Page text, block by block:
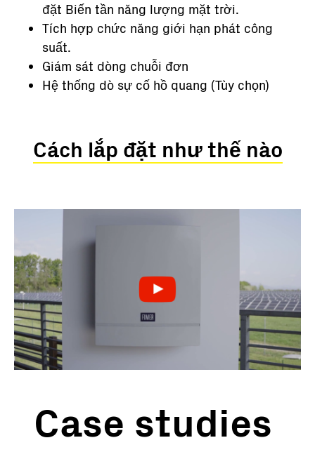
đặt Biến tần năng lượng mặt trời.
Tích hợp chức năng giới hạn phát công
suất.
Giám sát dòng chuỗi đơn
Hệ thống dò sự cố hồ quang (Tùy chọn)
Cách lắp đặt như thế nào
Case studies